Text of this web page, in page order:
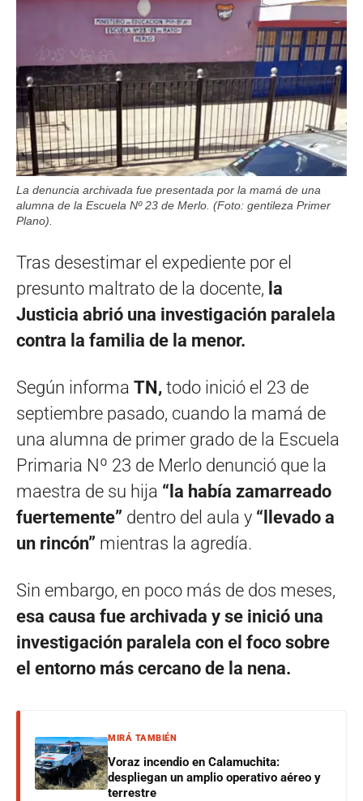
La denuncia archivada fue presentada por la mamá de una
alumna de la Escuela Nº 23 de Merlo. (Foto: gentileza Primer
Plano).
Tras desestimar el expediente por el
presunto maltrato de la docente, la
Justicia abrió una investigación paralela
contra la familia de la menor.
Según informa TN, todo inició el 23 de
septiembre pasado, cuando la mamá de
una alumna de primer grado de la Escuela
Primaria Nº 23 de Merlo denunció que la
maestra de su hija “la había zamarreado
fuertemente” dentro del aula y “llevado a
un rincón” mientras la agredía.
Sin embargo, en poco más de dos meses,
esa causa fue archivada y se inició una
investigación paralela con el foco sobre
el entorno más cercano de la nena.
MIRÁ TAMBIÉN
Voraz incendio en Calamuchita:
despliegan un amplio operativo aéreo y
terrestre